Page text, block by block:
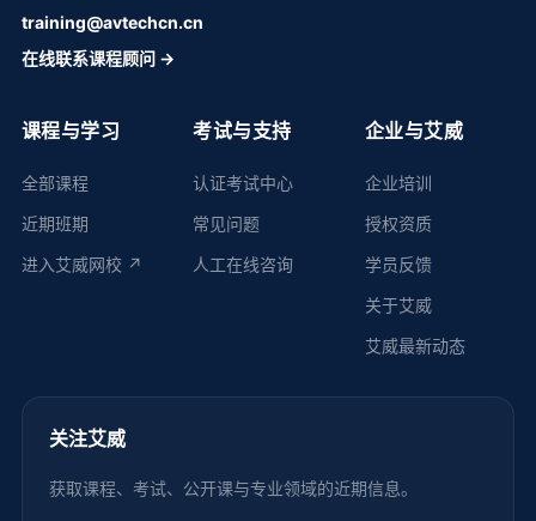
training@avtechcn.cn
在线联系课程顾问 →
课程与学习
全部课程
近期班期
进入艾威网校 ↗
考试与支持
认证考试中心
常见问题
人工在线咨询
企业与艾威
企业培训
授权资质
学员反馈
关于艾威
艾威最新动态
关注艾威
获取课程、考试、公开课与专业领域的近期信息。